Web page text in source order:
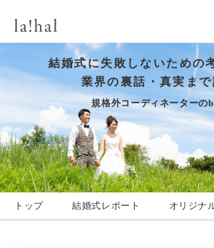
結婚式に失敗しないための
業界の裏話・真実まで
規格外コーディネーターの
トップ 結婚式レポート オリジナ